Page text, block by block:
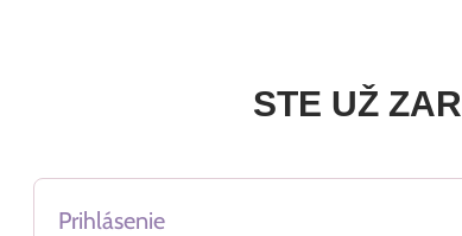
STE UŽ
Prihlásenie